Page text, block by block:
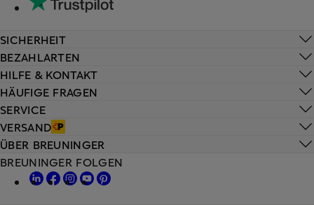
HILFE & KONTAKT
HÄUFIGE FRAGEN
SERVICE
VERSAND
SICHERHEIT
BEZAHLARTEN
ÜBER BREUNINGER
BREUNINGER FOLGEN